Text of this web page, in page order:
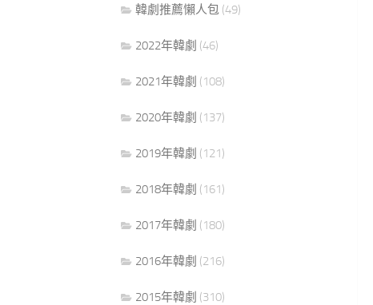
韓劇推薦懶人包 (49)
2022年韓劇 (46)
2021年韓劇 (108)
2020年韓劇 (137)
2019年韓劇 (121)
2018年韓劇 (161)
2017年韓劇 (180)
2016年韓劇 (216)
2015年韓劇 (310)